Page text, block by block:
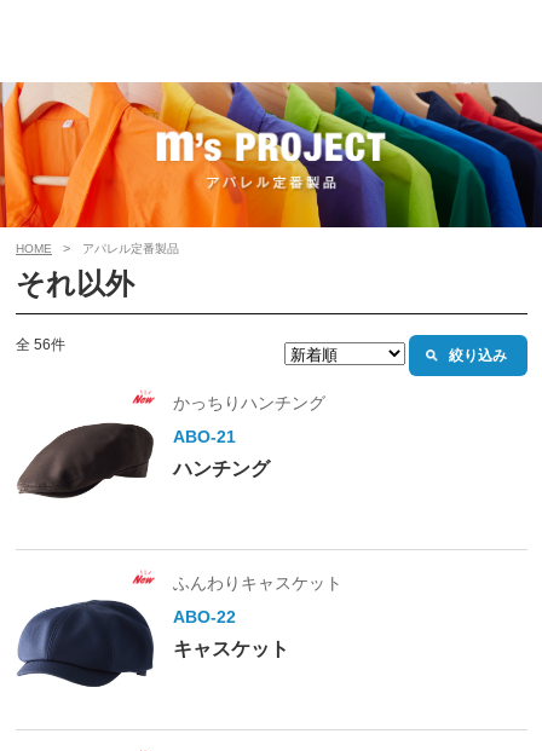
HOME アパレル定番製品
それ以外
全 56件
絞り込み
かっちりハンチング
ABO-21
ハンチング
ふんわりキャスケット
ABO-22
キャスケット